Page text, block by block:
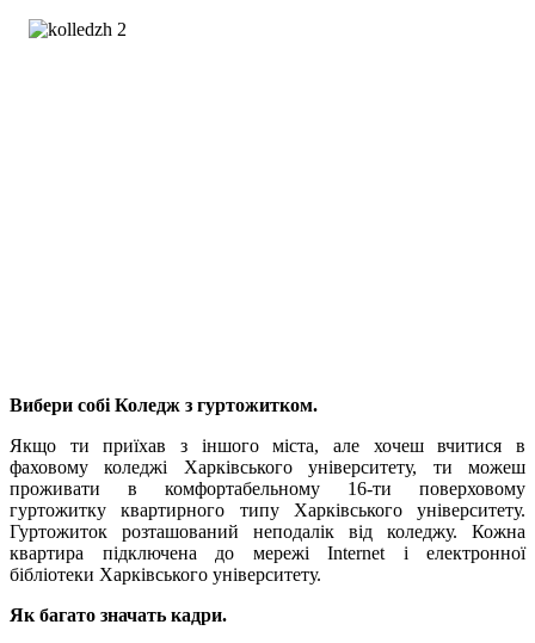
Вибери собі Коледж з гуртожитком.
Якщо ти приїхав з іншого міста, але хочеш вчитися в
фаховому коледжі Харківського університету, ти можеш
проживати в комфортабельному 16-ти поверховому
гуртожитку квартирного типу Харківського університету.
Гуртожиток розташований неподалік від коледжу. Кожна
квартира підключена до мережі Internet і електронної
бібліотеки Харківського університету.
Як багато значать кадри.